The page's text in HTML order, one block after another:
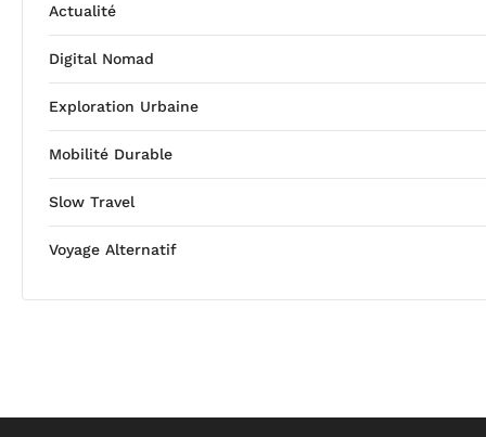
Actualité
Digital Nomad
Exploration Urbaine
Mobilité Durable
Slow Travel
Voyage Alternatif